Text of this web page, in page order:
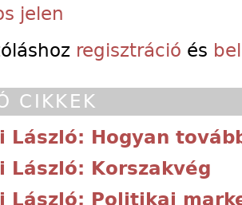
jelen
regisztráció és
CIKKEK
László: Hogyan
László: Korszakvég
László: Politikai